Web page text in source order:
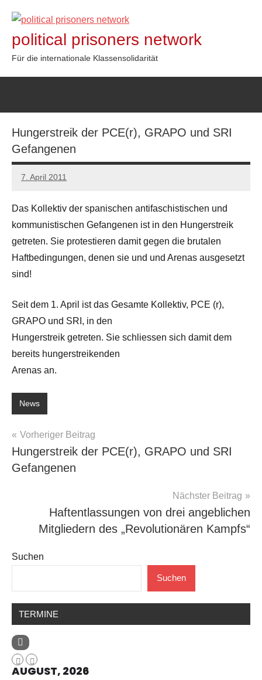
Inhalt
springen
political prisoners network
Für die internationale Klassensolidarität
Hungerstreik der PCE(r), GRAPO und SRI
Gefangenen
7. April 2011
admin
Das Kollektiv der spanischen antifaschistischen und
kommunistischen Gefangenen ist in den Hungerstreik
getreten. Sie protestieren damit gegen die brutalen
Haftbedingungen, denen sie und und Arenas ausgesetzt
sind!
Seit dem 1. April ist das Gesamte Kollektiv, PCE (r),
GRAPO und SRI, in den
Hungerstreik getreten. Sie schliessen sich damit dem
bereits hungerstreikenden
Arenas an.
News
Beitragsnavigation
Vorheriger Beitrag
Hungerstreik der PCE(r), GRAPO und SRI
Gefangenen
Nächster Beitrag
Haftentlassungen von drei angeblichen
Mitgliedern des „Revolutionären Kampfs“
Suchen
Suchen
TERMINE
AUGUST, 2026